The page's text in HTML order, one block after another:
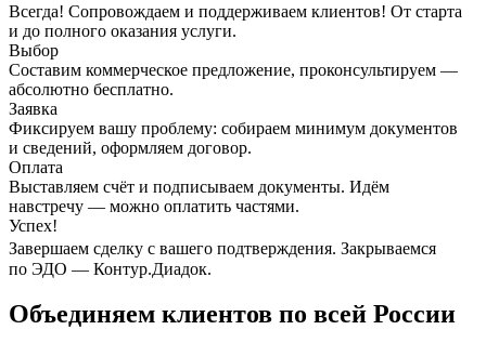
Всегда! Сопровождаем и поддерживаем клиентов! От старта
и до полного оказания услуги.
Выбор
Составим коммерческое предложение, проконсультируем —
абсолютно бесплатно.
Заявка
Фиксируем вашу проблему: собираем минимум документов
и сведений, оформляем договор.
Оплата
Выставляем счёт и подписываем документы. Идём
навстречу — можно оплатить частями.
Успех!
Завершаем сделку с вашего подтверждения. Закрываемся
по ЭДО — Контур.Диадок.
Объединяем клиентов по всей России